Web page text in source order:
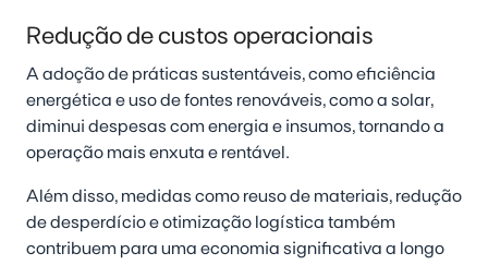
Redução de custos operacionais
A adoção de práticas sustentáveis, como eficiência
energética e uso de fontes renováveis, como a solar,
diminui despesas com energia e insumos, tornando a
operação mais enxuta e rentável.
Além disso, medidas como reuso de materiais, redução
de desperdício e otimização logística também
contribuem para uma economia significativa a longo